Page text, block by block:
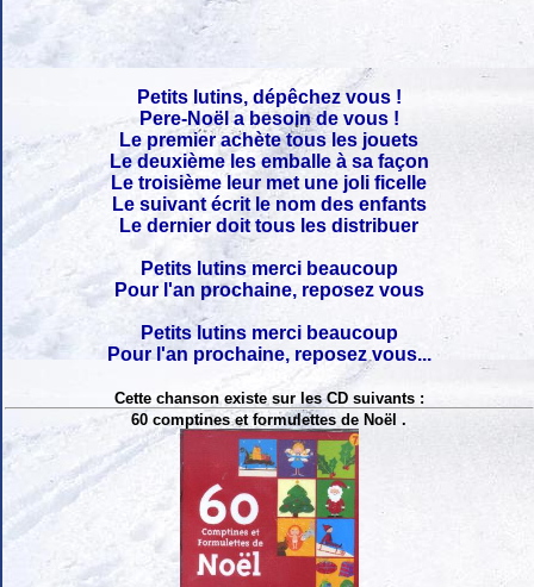
Petits lutins, dépêchez vous !
Pere-Noël a besoin de vous !
Le premier achète tous les jouets
Le deuxième les emballe à sa façon
Le troisième leur met une joli ficelle
Le suivant écrit le nom des enfants
Le dernier doit tous les distribuer
Petits lutins merci beaucoup
Pour l'an prochaine, reposez vous
Petits lutins merci beaucoup
Pour l'an prochaine, reposez vous...
Cette chanson existe sur les CD suivants :
60 comptines et formulettes de Noël .